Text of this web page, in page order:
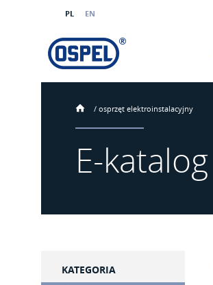
PL EN
/ osprzęt elektroinstalacyjny
E-katalog
KATEGORIA